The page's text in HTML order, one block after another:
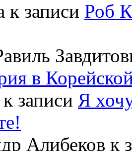
к записи Роб
в
к записи Я
Алибеков к